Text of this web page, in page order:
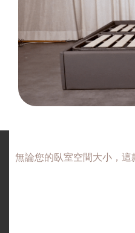
無論您的臥室空間大小，